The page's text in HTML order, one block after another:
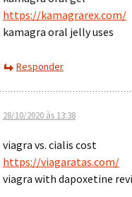
https://kamagrarex.com/
kamagra oral jelly uses
Responder
28/10/2020 às 13:38
viagra vs. cialis cost
https://viagaratas.com/
viagra with dapoxetine